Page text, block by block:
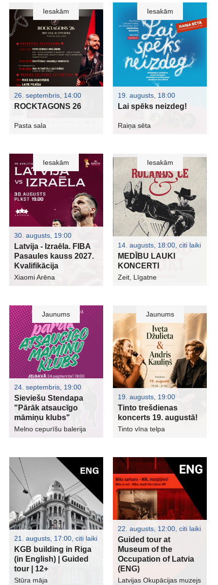
Iesakām
26. septembris, 14:00
ROCKTAGONS 26
Pasta sala
Iesakām
19. augusts, 18:00
Lai spēks neizdeg!
Raiņa sēta
Iesakām
30. augusts, 19:00
Latvija - Izraēla. FIBA
Pasaules kauss 2027.
Kvalifikācija
Xiaomi Arēna
Iesakām
14. augusts, 18:00 ,citi laiki
MEDĪBU LAUKI
KONCERTI
Zeit, Līgatne
Jaunums
24. septembris, 19:00
Sieviešu Stendapa
"Pārāk atsaucīgo
māmiņu klubs"
Melno cepurīšu balerija
Jaunums
19. augusts, 19:00
Tinto trešdienas
koncerts 19. augustā!
Tinto vīna telpa
21. augusts, 17:00, citi laiki
KGB building in Riga
(in English) | Guided
tour | 12+
Stūra māja
22. augusts, 12:00,citi laiki
Guided tour at
Museum of the
Occupation of Latvia
(ENG)
Latvijas Okupācijas muzejs